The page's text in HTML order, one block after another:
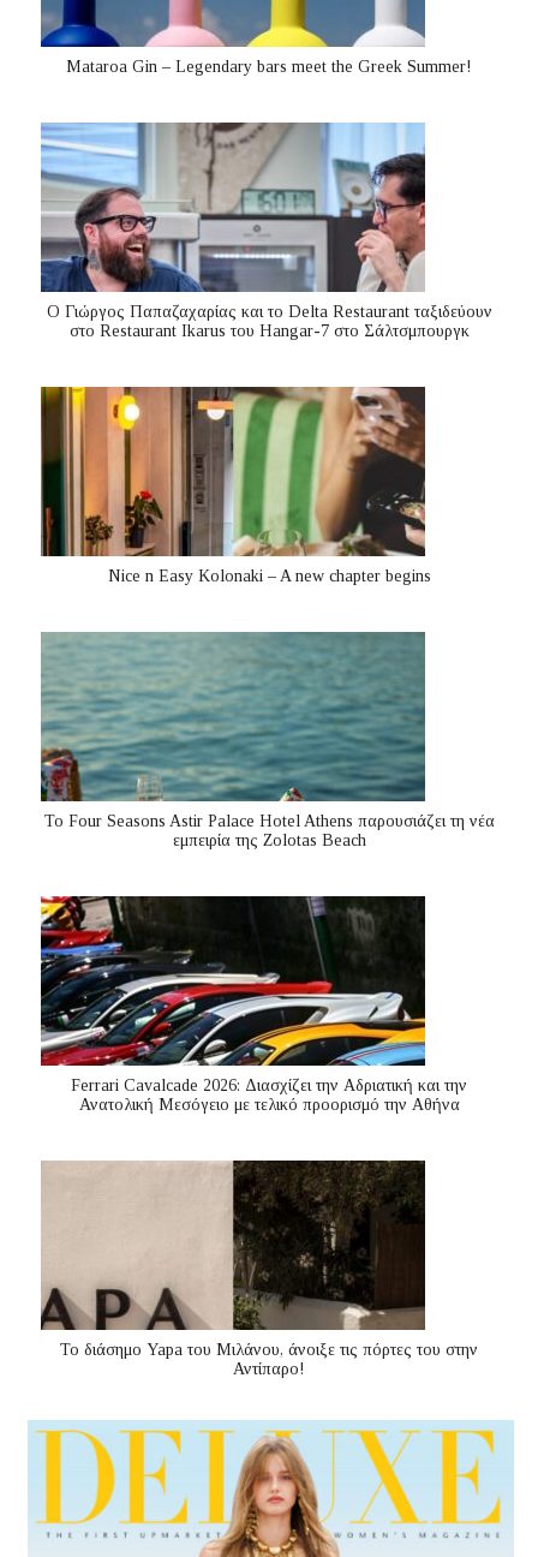
Mataroa Gin – Legendary bars meet the Greek Summer!
Ο Γιώργος Παπαζαχαρίας και το Delta Restaurant ταξιδεύουν
στο Restaurant Ikarus του Hangar-7 στο Σάλτσμπουργκ
Nice n Easy Kolonaki – A new chapter begins
Το Four Seasons Astir Palace Hotel Athens παρουσιάζει τη νέα
εμπειρία της Zolotas Beach
Ferrari Cavalcade 2026: Διασχίζει την Αδριατική και την
Ανατολική Μεσόγειo με τελικό προορισμό την Αθήνα
Το διάσημο Yapa του Μιλάνου, άνοιξε τις πόρτες του στην
Αντίπαρο!